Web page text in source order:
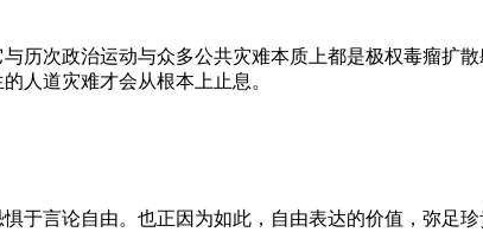
历次政治运动与众多公共灾难本质上都是极权毒瘤扩
人道灾难才会从根本上止息。
于言论自由。也正因为如此，自由表达的价值，弥足